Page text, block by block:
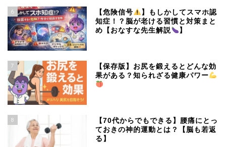
6 【危険信号
】もしかしてスマホ認
知症！？脳が老ける習慣と対策まと
め【おなすな先生解説
】
7
【保存版】お尻を鍛えるとどんな効
果がある？知られざる健康パワー
8
【70代からでもできる】腰痛にとっ
ておきの神的運動とは？【脳も若返
る】